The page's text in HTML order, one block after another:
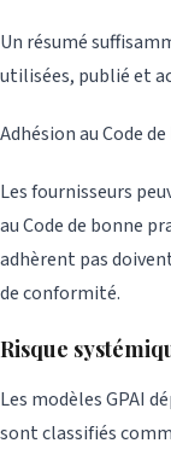
Un résumé
utilisées, publié et
Adhésion au Code
Les fournisseurs
au Code de bonne
adhèrent pas
de conformité.
Risque
Les modèles GPAI
sont classifiés